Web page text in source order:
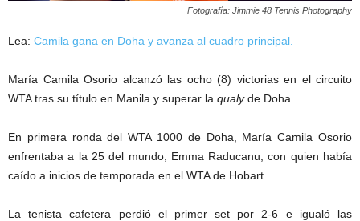
Fotografía: Jimmie 48 Tennis Photography
Lea: Camila gana en Doha y avanza al cuadro principal.
María Camila Osorio alcanzó las ocho (8) victorias en el circuito
WTA tras su título en Manila y superar la qualyde Doha.
En primera ronda del WTA 1000 de Doha, María Camila Osorio
enfrentaba a la 25 del mundo, Emma Raducanu, con quien había
caído a inicios de temporada en el WTA de Hobart.
La tenista cafetera perdió el primer set por 2-6 e igualó las